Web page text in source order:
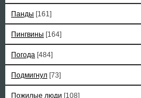
Панды [161]
Пингвины [164]
Погода [484]
Подмигнул [73]
Пожилые люди [108]